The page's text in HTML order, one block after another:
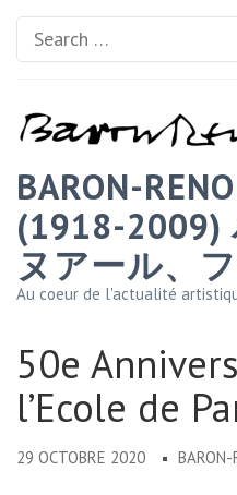
Search
for:
BARON-
(1918-2009)
ヌアール、
Au coeur de l'actualité
50e
l’Ecole de
29 OCTOBRE 2020